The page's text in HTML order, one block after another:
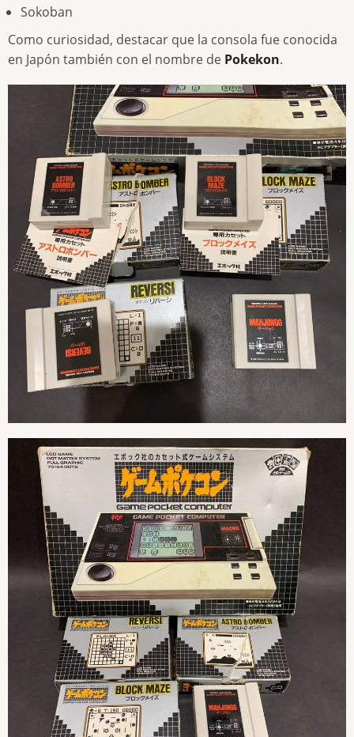
Sokoban
Como curiosidad, destacar que la consola fue conocida
en Japón también con el nombre de Pokekon.